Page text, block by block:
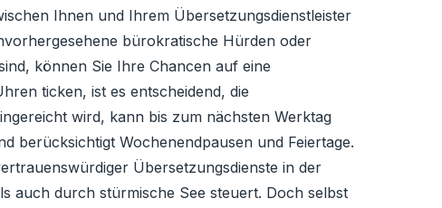
Ihnen und Ihrem Übersetzungsdienstleister
bürokratische Hürden oder
können Sie Ihre Chancen auf eine
ticken, ist es entscheidend, die
wird, kann bis zum nächsten Werktag
berücksichtigt Wochenendpausen und Feiertage.
Übersetzungsdienste in der
auch durch stürmische See steuert. Doch selbst